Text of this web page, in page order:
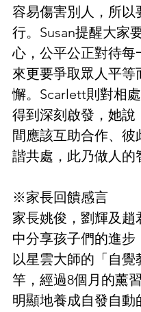
容易傷害別人，所以
行。Susan提醒大家
心，公平公正對待每
來更要爭取眾人平等
懈。Scarlett則對相
得到深刻啟發，她說
間應該互助合作、彼
諧共處，此乃做人的
※家長回饋感言
家長姚俊，劉輝及趙
中分享孩子們的進步
以星雲大師的「自覺
竿，經過8個月的薰
明顯地養成自發自動